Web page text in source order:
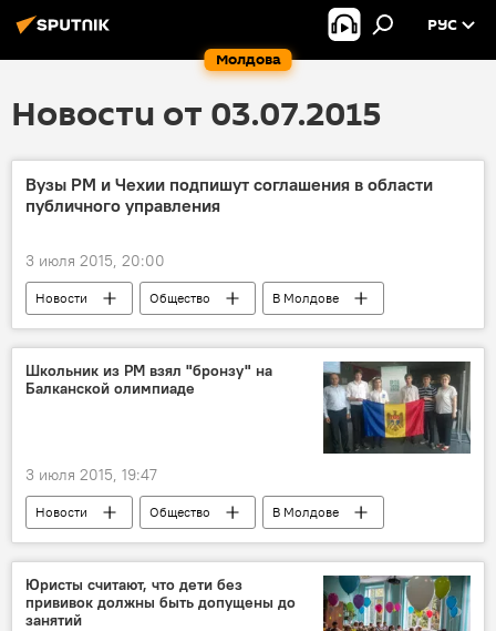
Молдова
РУС
Новости от 03.07.2015
Вузы РМ и Чехии подпишут соглашения в области
публичного управления
3 июля 2015, 20:00
Новости Общество
В Молдове
Республика Молдова
Брно
Академия публичного управления РМ
сотрудничество
Школьник из РМ взял "бронзу" на
Балканской олимпиаде
3 июля 2015, 19:47
Новости Общество
В Молдове
Республика Молдова
школьники
Олимпиада
Юристы считают, что дети без
прививок должны быть допущены до
занятий